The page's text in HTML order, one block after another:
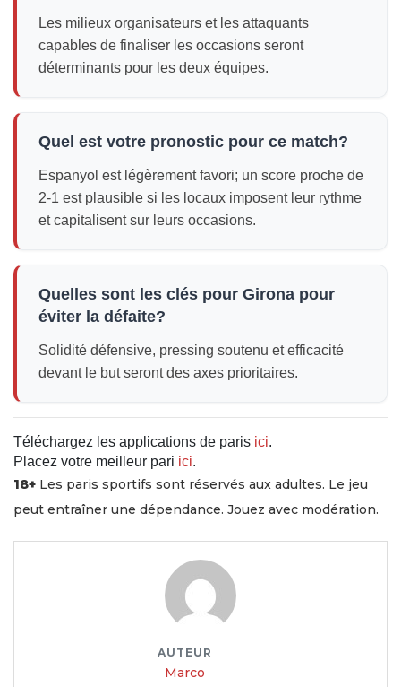
Les milieux organisateurs et les attaquants
capables de finaliser les occasions seront
déterminants pour les deux équipes.
Quel est votre pronostic pour ce match?
Espanyol est légèrement favori; un score proche de
2-1 est plausible si les locaux imposent leur rythme
et capitalisent sur leurs occasions.
Quelles sont les clés pour Girona pour
éviter la défaite?
Solidité défensive, pressing soutenu et efficacité
devant le but seront des axes prioritaires.
Téléchargez les applications de paris ici.
Placez votre meilleur pari ici.
18+ Les paris sportifs sont réservés aux adultes. Le jeu
peut entraîner une dépendance. Jouez avec modération.
AUTEUR
Marco